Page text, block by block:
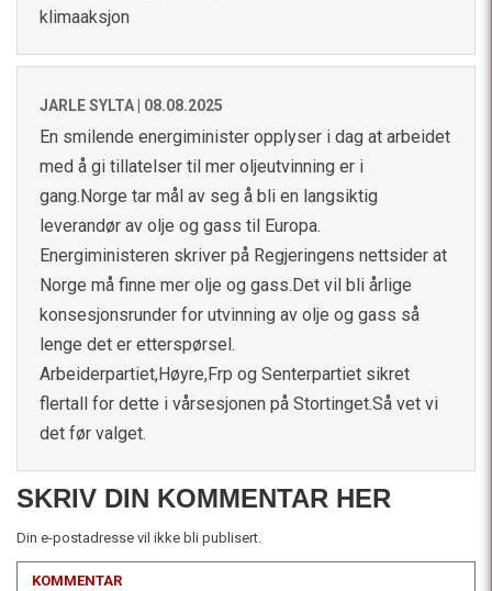
klimaaksjon
JARLE SYLTA | 08.08.2025
En smilende energiminister opplyser i dag at arbeidet
med å gi tillatelser til mer oljeutvinning er i
gang.Norge tar mål av seg å bli en langsiktig
leverandør av olje og gass til Europa.
Energiministeren skriver på Regjeringens nettsider at
Norge må finne mer olje og gass.Det vil bli årlige
konsesjonsrunder for utvinning av olje og gass så
lenge det er etterspørsel.
Arbeiderpartiet,Høyre,Frp og Senterpartiet sikret
flertall for dette i vårsesjonen på Stortinget.Så vet vi
det før valget.
SKRIV DIN KOMMENTAR HER
Din e-postadresse vil ikke bli publisert.
KOMMENTAR